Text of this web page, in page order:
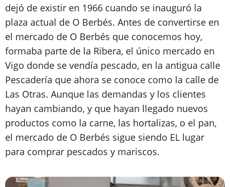
dejó de existir en 1966 cuando se inauguró la
plaza actual de O Berbés. Antes de convertirse en
el mercado de O Berbés que conocemos hoy,
formaba parte de la Ribera, el único mercado en
Vigo donde se vendía pescado, en la antigua calle
Pescadería que ahora se conoce como la calle de
Las Otras. Aunque las demandas y los clientes
hayan cambiando, y que hayan llegado nuevos
productos como la carne, las hortalizas, o el pan,
el mercado de O Berbés sigue siendo EL lugar
para comprar pescados y mariscos.